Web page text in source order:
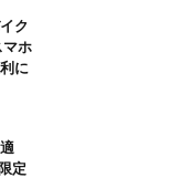
ク
マホ
に
定